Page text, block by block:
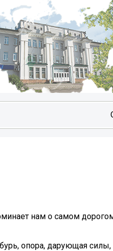
нам о самом
опора, дарующая силы,